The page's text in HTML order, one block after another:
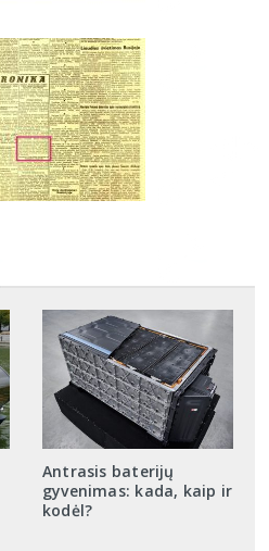
Antrasis baterijų
gyvenimas: kada, kaip ir
kodėl?